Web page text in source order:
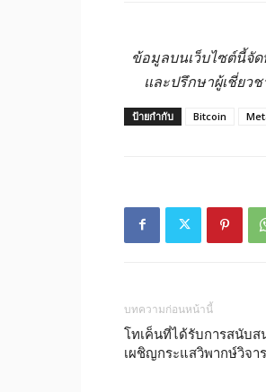
ข้อมูลบนเว็บไซต์นี้จั
และปรึกษาผู้เชี่ยว
ป้ายกำกับ Bitcoin
บทความก่อนหน้านี้
โทเค็นที่ได้รับการสนับส
เผชิญกระแสวิพากษ์วิจ